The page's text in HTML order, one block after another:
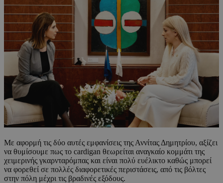
Με αφορμή τις δύο αυτές εμφανίσεις της Αννίτας Δημητρίου, αξίζει
να θυμίσουμε πως το cardigan θεωρείται αναγκαίο κομμάτι της
χειμερινής γκαρνταρόμπας και είναι πολύ ευέλικτο καθώς μπορεί
να φορεθεί σε πολλές διαφορετικές περιστάσεις, από τις βόλτες
στην πόλη μέχρι τις βραδινές εξόδους.